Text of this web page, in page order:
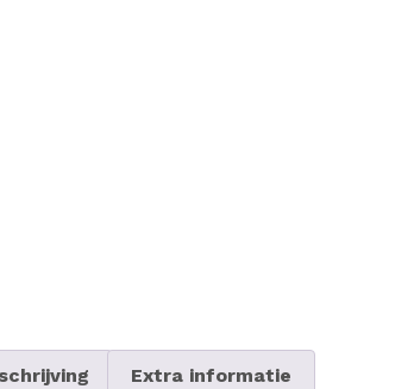
Extra informatie